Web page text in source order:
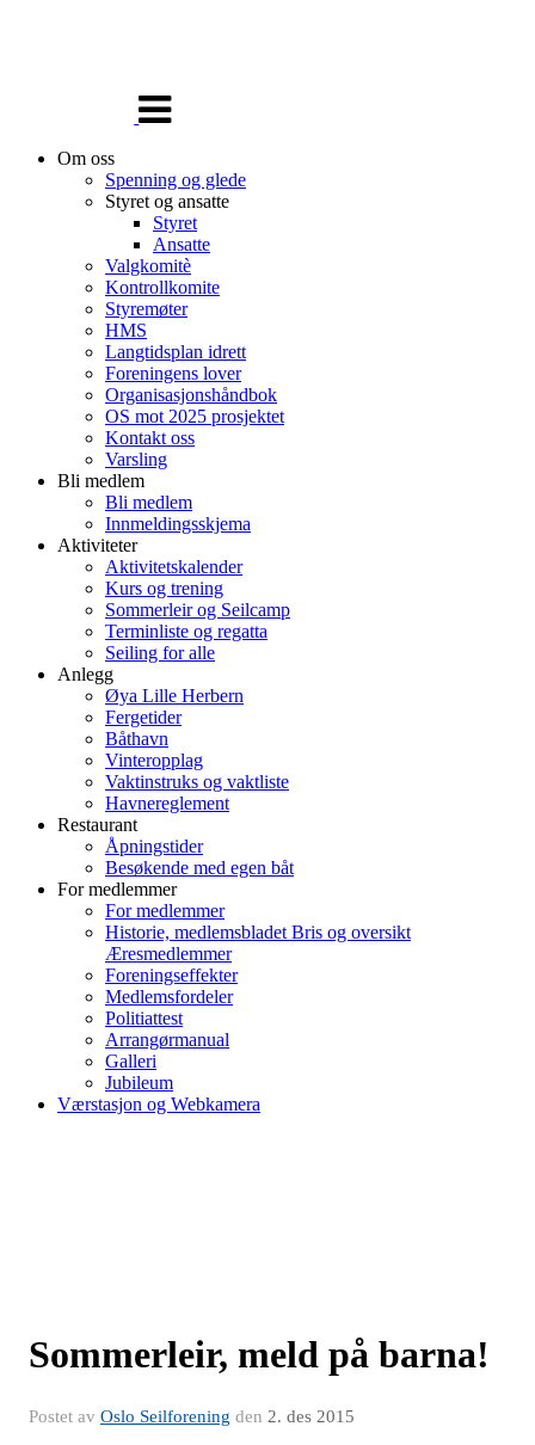
navigasjon
Om oss
Spenning og glede
Styret og ansatte
Styret
Ansatte
Valgkomitè
Kontrollkomite
Styremøter
HMS
Langtidsplan idrett
Foreningens lover
Organisasjonshåndbok
OS mot 2025 prosjektet
Kontakt oss
Varsling
Bli medlem
Bli medlem
Innmeldingsskjema
Aktiviteter
Aktivitetskalender
Kurs og trening
Sommerleir og Seilcamp
Terminliste og regatta
Seiling for alle
Anlegg
Øya Lille Herbern
Fergetider
Båthavn
Vinteropplag
Vaktinstruks og vaktliste
Havnereglement
Restaurant
Åpningstider
Besøkende med egen båt
For medlemmer
For medlemmer
Historie, medlemsbladet Bris og oversikt
Æresmedlemmer
Foreningseffekter
Medlemsfordeler
Politiattest
Arrangørmanual
Galleri
Jubileum
Værstasjon og Webkamera
Sommerleir, meld på barna!
Postet av Oslo Seilforening den 2. des 2015